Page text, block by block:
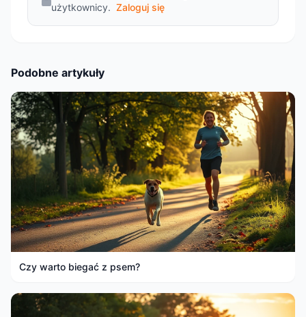
użytkownicy. Zaloguj się
Podobne artykuły
Czy warto biegać z psem?